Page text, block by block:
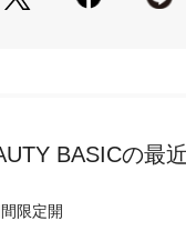
場合、光の当たり具合
BASICの最
限定開